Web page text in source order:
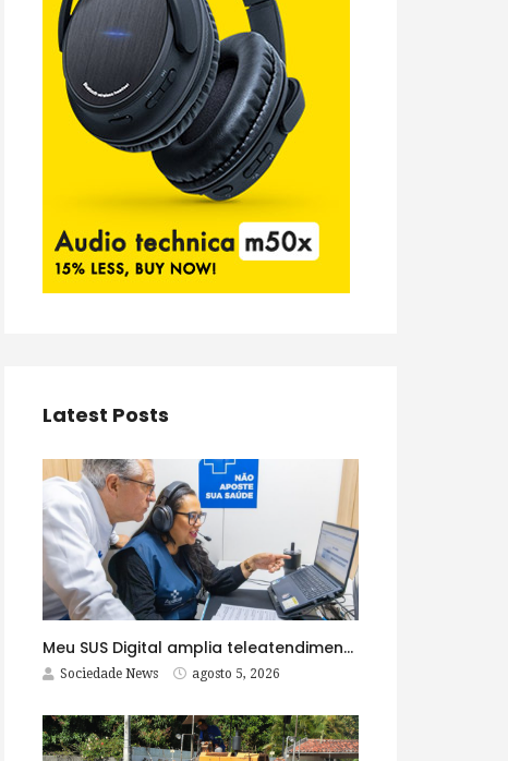
Latest Posts
Meu SUS Digital amplia teleatendimentos para pessoas com problemas com jogos e apostas
Sociedade News agosto 5, 2026